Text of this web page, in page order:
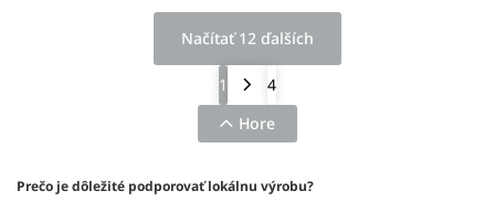
Načítať 12 ďalších
1
4
Hore
Prečo je dôležité podporovať lokálnu výrobu?